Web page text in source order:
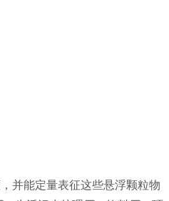
并能定量表征这些悬浮颗粒物